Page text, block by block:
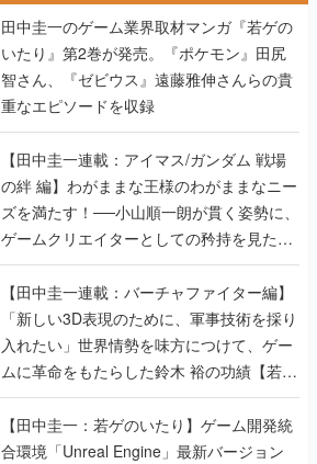
田中圭一のゲーム業界取材マンガ『若ゲの
いたり』第2巻が発売。『ポケモン』田尻
智さん、『ゼビウス』遠藤雅伸さんらの貴
重なエピソードを収録
【田中圭一連載：アイマス/ガンダム 戦場
の絆 編】わがままな王様のわがままなニー
ズを満たす！──小山順一朗が貫く姿勢に、
ゲームクリエイターとしての矜持を見た
【若ゲのいたり最終回】
【田中圭一連載：バーチャファイター編】
「新しい3D表現のために、軍事技術を採り
入れたい」世界情勢を味方につけて、ゲー
ムに革命をもたらした鈴木 裕の功績【若ゲ
のいたり】
【田中圭一：若ゲのいたり】ゲーム開発統
合環境「Unreal Engine」最新バージョン